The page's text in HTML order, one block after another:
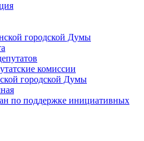
городской Думы
комиссии
городской Думы
по поддержке инициативных